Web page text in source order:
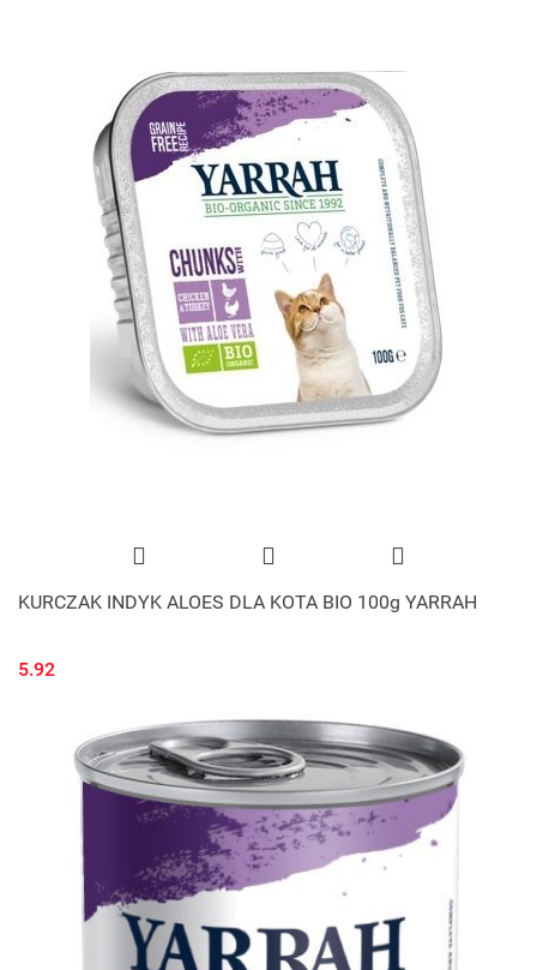
KURCZAK INDYK ALOES DLA KOTA BIO 100g YARRAH
5.92